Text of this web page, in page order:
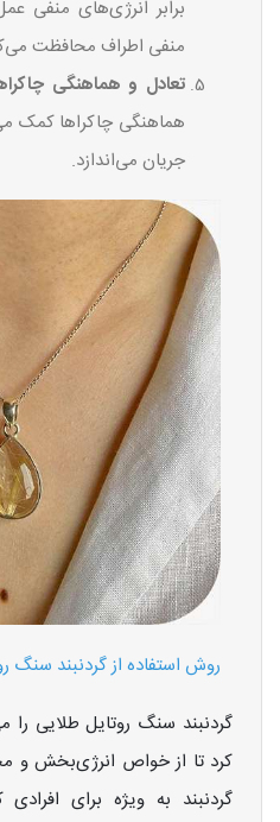
برابر انرژی‌های منفی
منفی اطراف محافظت
تعادل و هماهنگی
هماهنگی چاکراها کمک
جریان می‌اندازد.
روش استفاده از گردنبند سنگ
گردنبند سنگ روتایل طلایی را
کرد تا از خواص انرژی‌بخش و
گردنبند به ویژه برای